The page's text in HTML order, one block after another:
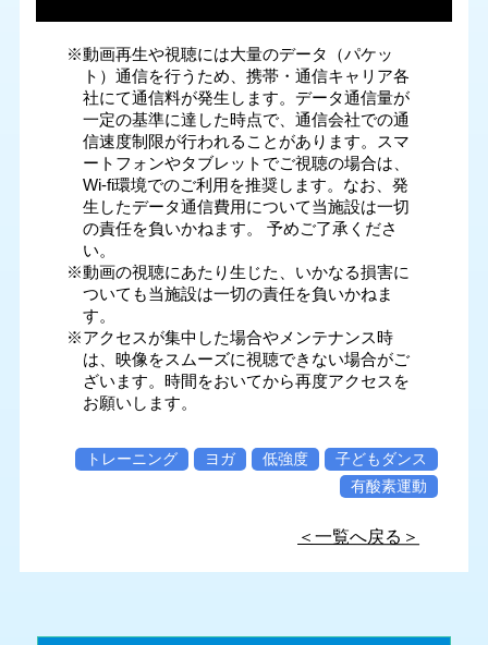
※動画再生や視聴には大量のデータ（パケッ
ト）通信を行うため、携帯・通信キャリア各
社にて通信料が発生します。データ通信量が
一定の基準に達した時点で、通信会社での通
信速度制限が行われることがあります。スマ
ートフォンやタブレットでご視聴の場合は、
Wi-fi環境でのご利用を推奨します。なお、発
生したデータ通信費用について当施設は一切
の責任を負いかねます。 予めご了承くださ
い。
※動画の視聴にあたり生じた、いかなる損害に
ついても当施設は一切の責任を負いかねま
す。
※アクセスが集中した場合やメンテナンス時
は、映像をスムーズに視聴できない場合がご
ざいます。時間をおいてから再度アクセスを
お願いします。
トレーニング ヨガ 低強度
子どもダンス
有酸素運動
＜一覧へ戻る＞